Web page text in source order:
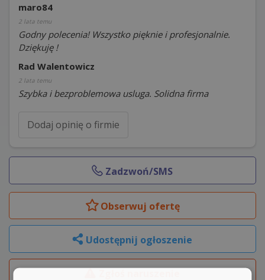
maro84
2 lata temu
Godny polecenia! Wszystko pięknie i profesjonalnie.
Dziękuję !
Rad Walentowicz
2 lata temu
Szybka i bezproblemowa usluga. Solidna firma
Dodaj opinię o firmie
Zadzwoń/SMS
Obserwuj ofertę
Udostępnij ogłoszenie